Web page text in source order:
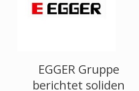
EGGER Gruppe
berichtet soliden